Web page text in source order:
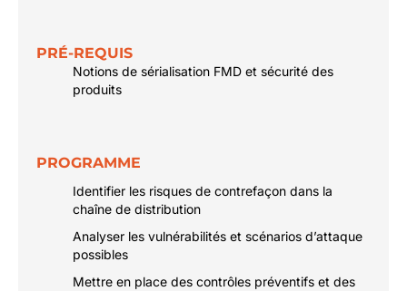
PRÉ-REQUIS
Notions de sérialisation FMD et sécurité des
produits
PROGRAMME
Identifier les risques de contrefaçon dans la
chaîne de distribution
Analyser les vulnérabilités et scénarios d’attaque
possibles
Mettre en place des contrôles préventifs et des